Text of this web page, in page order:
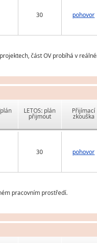
30 pohovor
část OV probíhá v
LETOS: plán
přijmout
Přijímací
zkouška
30 pohovor
pracovním prostředí.